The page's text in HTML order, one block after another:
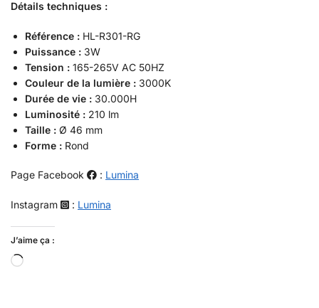
Détails techniques :
Référence : HL-R301-RG
Puissance : 3W
Tension : 165-265V AC 50HZ
Couleur de la lumière : 3000K
Durée de vie : 30.000H
Luminosité : 210 lm
Taille : Ø 46 mm
Forme : Rond
Page Facebook : Lumina
Instagram : Lumina
J’aime ça :